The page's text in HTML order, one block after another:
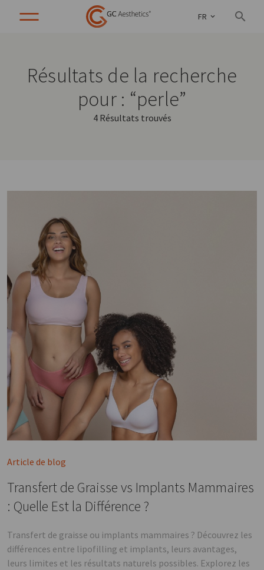
FR
Résultats de la recherche
pour : “perle”
4 Résultats trouvés
Article de blog
Transfert de Graisse vs Implants Mammaires
: Quelle Est la Différence ?
Transfert de graisse ou implants mammaires ? Découvrez les
différences entre lipofilling et implants, leurs avantages,
leurs limites et les résultats naturels possibles. Explorez les